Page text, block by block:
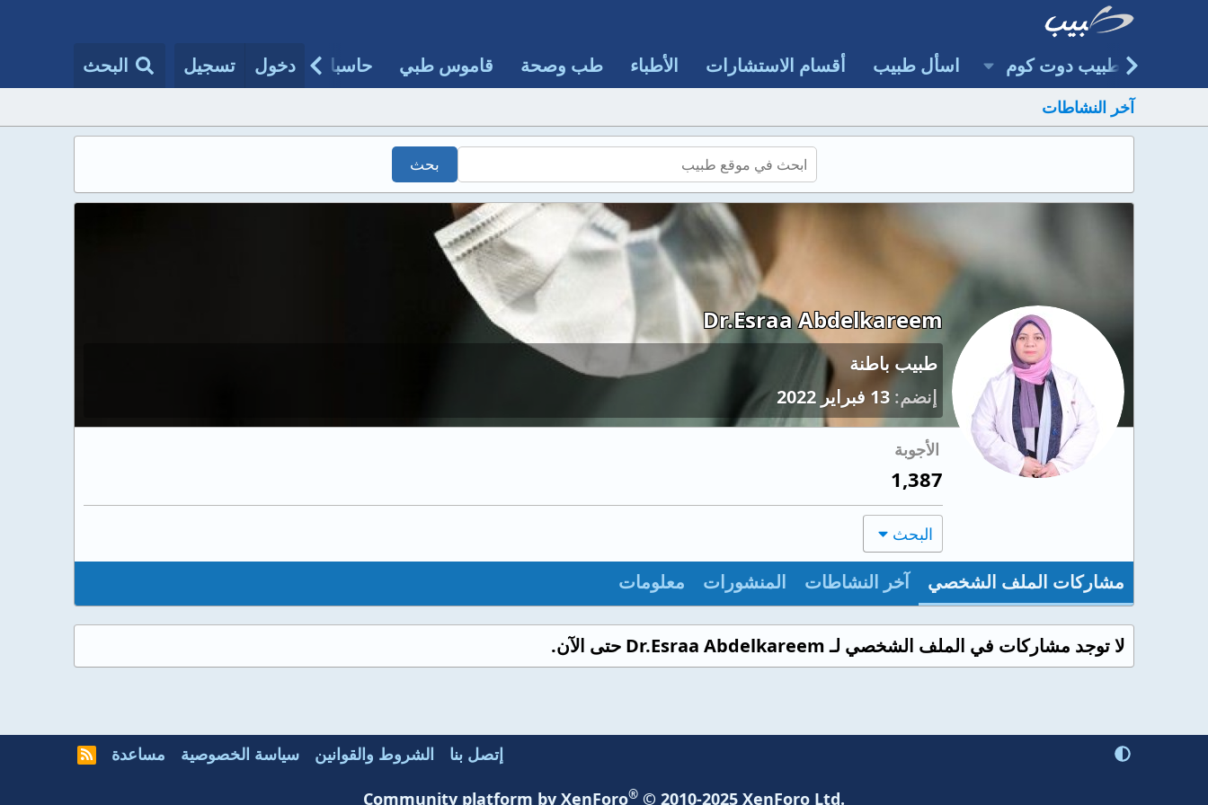
طبيب دوت كوم اسأل طبيب أقسام الاستشارات الأطباء طب وصحة قاموس طبي حاسبات طبية مقالات الأطباء دخول تسجيل البحث
آخر النشاطات
Dr.Esraa Abdelkareem
طبيب باطنة
إنضم 13 فبراير 2022
الأجوبة
1,387
البحث
مشاركات الملف الشخصي آخر النشاطات المنشورات معلومات
لا توجد مشاركات في الملف الشخصي لـ Dr.Esraa Abdelkareem حتى الآن.
إتصل بنا الشروط والقوانين سياسة الخصوصية مساعدة
R
Community platform by XenForo® © 2010-2025 XenForo Ltd.